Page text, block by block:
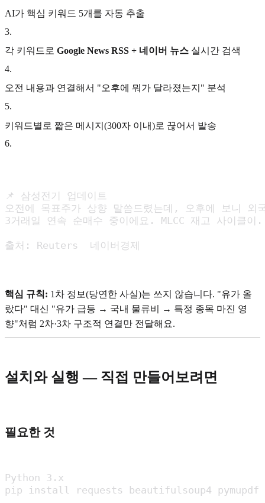
AI가 핵심 키워드 5개를 자동 추출
3.
각 키워드로 Google News RSS + 네이버 뉴스 실시간 검색
4.
오전 내용과 연결해서 "오후에 뭐가 달라졌는지" 분석
5.
키워드별로 짧은 메시지(300자 이내)로 끊어서 발송
6.
📌 삼성전기 업데이트
오전에 목표주가 상향 말씀드렸는데, 오후에 보니 외
3거래일 연속 순매수 중이에요. MLCC 재고 사이클
출처: Reuters  네이버경제
핵심 규칙: 1차 정보(당연한 사실)는 쓰지 않습니다. "유가 올
랐다" 대신 "유가 급등 → 국내 물류비 → 특정 종목 마진 영
향"처럼 2차·3차 구조적 연결만 전달해요.
설치와 실행 — 직접 만들어보려면
필요한 것
Python 3.x
pip install requests beautifulsoup4 pymupdf